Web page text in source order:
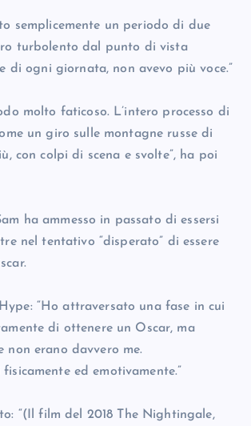
semplicemente un periodo di due
turbolento dal punto di vista
di ogni giornata, non avevo più voce.”
molto faticoso. L’intero processo di
un giro sulle montagne russe di
con colpi di scena e svolte”, ha poi
ha ammesso in passato di essersi
nel tentativo “disperato” di essere
“Ho attraversato una fase in cui
di ottenere un Oscar, ma
non erano davvero me.
fisicamente ed emotivamente.”
“(Il film del 2018 The Nightingale,